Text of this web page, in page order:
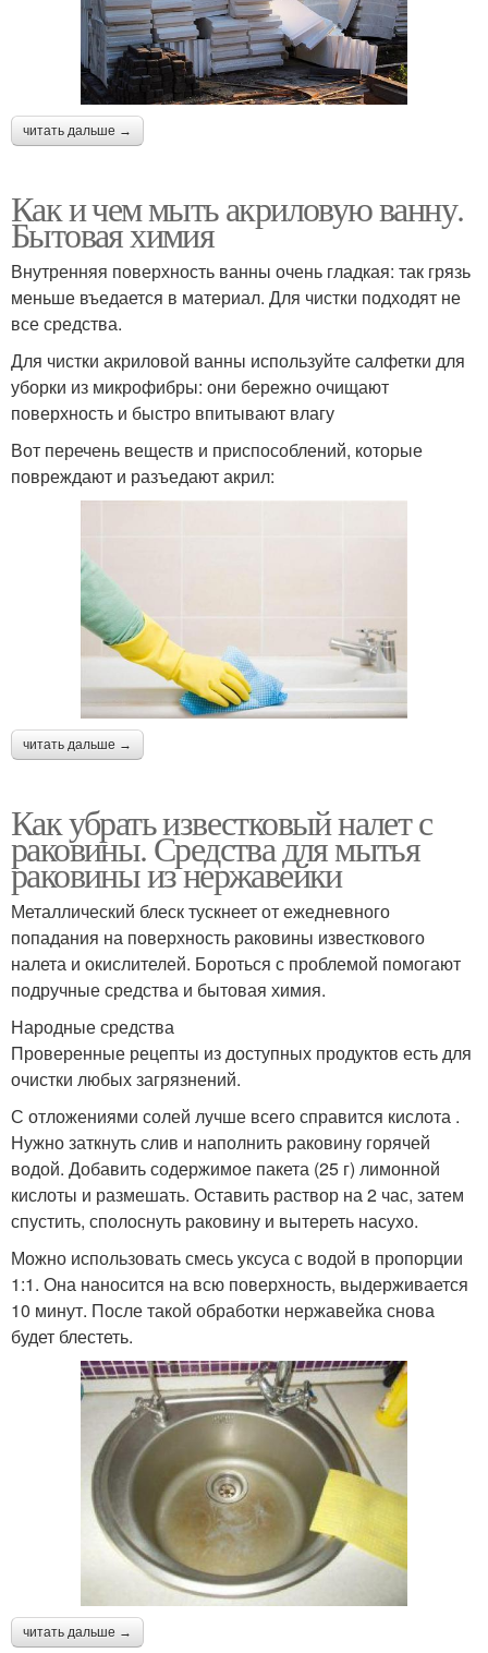
читать дальше →
Как и чем мыть акриловую ванну.
Бытовая химия
Внутренняя поверхность ванны очень гладкая: так грязь
меньше въедается в материал. Для чистки подходят не
все средства.
Для чистки акриловой ванны используйте салфетки для
уборки из микрофибры: они бережно очищают
поверхность и быстро впитывают влагу
Вот перечень веществ и приспособлений, которые
повреждают и разъедают акрил:
читать дальше →
Как убрать известковый налет с
раковины. Средства для мытья
раковины из нержавейки
Металлический блеск тускнеет от ежедневного
попадания на поверхность раковины известкового
налета и окислителей. Бороться с проблемой помогают
подручные средства и бытовая химия.
Народные средства
Проверенные рецепты из доступных продуктов есть для
очистки любых загрязнений.
С отложениями солей лучше всего справится кислота .
Нужно заткнуть слив и наполнить раковину горячей
водой. Добавить содержимое пакета (25 г) лимонной
кислоты и размешать. Оставить раствор на 2 час, затем
спустить, сполоснуть раковину и вытереть насухо.
Можно использовать смесь уксуса с водой в пропорции
1:1. Она наносится на всю поверхность, выдерживается
10 минут. После такой обработки нержавейка снова
будет блестеть.
читать дальше →